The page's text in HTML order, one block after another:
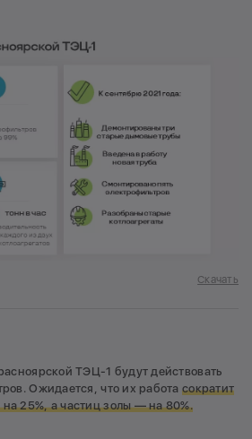
Скачать
ТЭЦ-1 будут действовать
Ожидается, что их работасократит
25%, а частиц золы — на 80%.